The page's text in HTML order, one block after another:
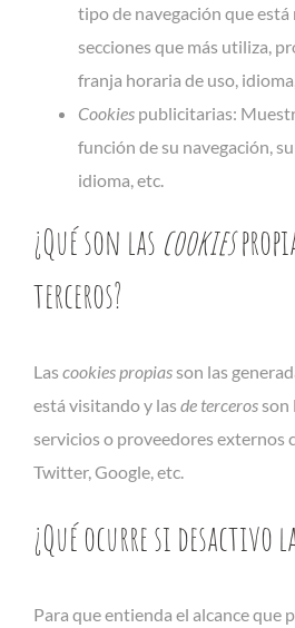
tipo de navegación que está
secciones que más utiliza,
franja horaria de uso,
Cookies publicitarias:
función de su navegación,
idioma, etc.
¿Qué son las cookies
terceros?
Las cookies propiasson las
está visitando y las de tercerosson
servicios o proveedores externos
Twitter, Google, etc.
¿Qué ocurre si desactivo
Para que entienda el alcance que